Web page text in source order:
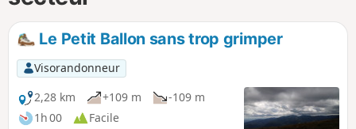
Le Petit Ballon sans trop grimper
Visorandonneur
2,28 km
+109 m
-109 m
1h 00
Facile